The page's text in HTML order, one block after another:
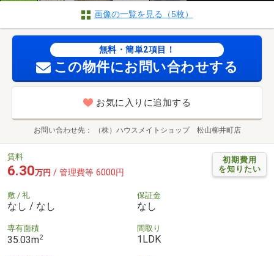
画像の一覧を見る（5枚）
無料・簡単2項目！
この物件にお問い合わせする
お気に入りに追加する
お問い合わせ先 （株）ハウスメイトショップ 松山柳井町店
初期費用
を知りたい
賃料
6.30万円 / 管理費等 6000円
敷 / 礼
なし / なし
保証金
なし
専有面積
35.03m2
間取り
1LDK